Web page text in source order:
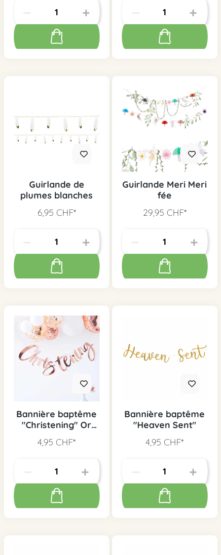
Guirlande de
plumes blanches
6,95 CHF*
Guirlande Meri Meri
fée
29,95 CHF*
Bannière baptême
"Christening" Or
4,95 CHF*
Bannière baptême
"Heaven Sent"
4,95 CHF*